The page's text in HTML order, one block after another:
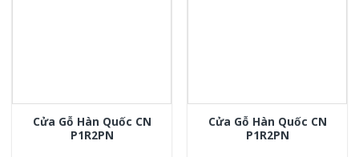
Cửa Gỗ Hàn Quốc CN
P1R2PN
Cửa Gỗ Hàn Quốc CN
P1R2PN